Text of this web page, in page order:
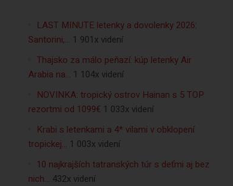
LAST MINUTE letenky a dovolenky 2026:
Santorini,… 1 901x videní
Thajsko za málo peňazí: kúp letenky Air
Arabia na… 1 104x videní
NOVINKA: tropický ostrov Hainan s 5 TOP
rezortmi od 1099€ 1 033x videní
Krabi s letenkami a 4* vilami v obklopení
tropickej… 1 003x videní
10 najkrajších tatranských túr s deťmi aj bez
nich… 432x videní